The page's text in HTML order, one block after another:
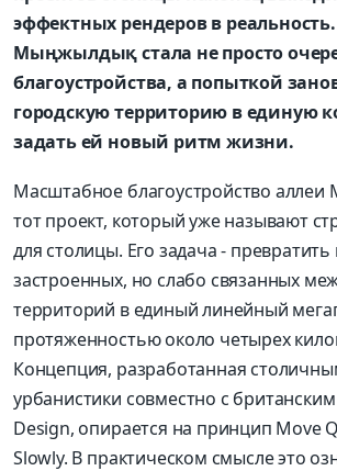
эффектных рендеров в
Мыңжылдық стала не просто
благоустройства, а попыткой
городскую территорию в единую
задать ей новый ритм жизни.
Масштабное благоустройство
тот проект, который уже называют
для столицы. Его задача - превратить
застроенных, но слабо связанных
территорий в единый линейный
протяженностью около четырех
Концепция, разработанная
урбанистики совместно с
Design, опирается на принцип Move
Slowly. В практическом смысле это